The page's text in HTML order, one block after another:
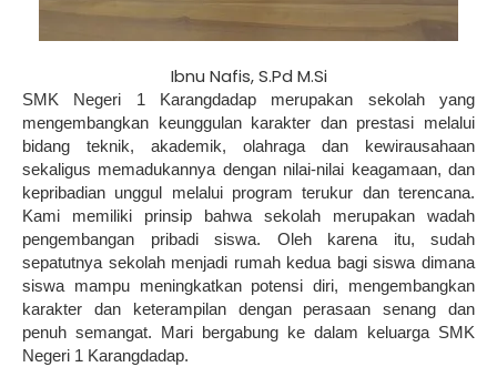
Ibnu Nafis, S.Pd M.Si
SMK Negeri 1 Karangdadap merupakan sekolah yang
mengembangkan keunggulan karakter dan prestasi melalui
bidang teknik, akademik, olahraga dan kewirausahaan
sekaligus memadukannya dengan nilai-nilai keagamaan, dan
kepribadian unggul melalui program terukur dan terencana.
Kami memiliki prinsip bahwa sekolah merupakan wadah
pengembangan pribadi siswa. Oleh karena itu, sudah
sepatutnya sekolah menjadi rumah kedua bagi siswa dimana
siswa mampu meningkatkan potensi diri, mengembangkan
karakter dan keterampilan dengan perasaan senang dan
penuh semangat. Mari bergabung ke dalam keluarga SMK
Negeri 1 Karangdadap.